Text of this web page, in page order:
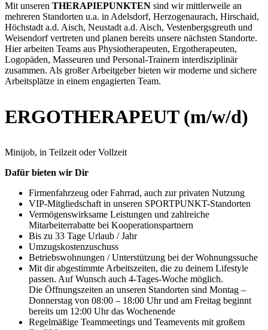
Mit unseren THERAPIEPUNKTEN sind wir mittlerweile an
mehreren Standorten u.a. in Adelsdorf, Herzogenaurach, Hirschaid,
Höchstadt a.d. Aisch, Neustadt a.d. Aisch, Vestenbergsgreuth und
Weisendorf vertreten und planen bereits unsere nächsten Standorte.
Hier arbeiten Teams aus Physiotherapeuten, Ergotherapeuten,
Logopäden, Masseuren und Personal-Trainern interdisziplinär
zusammen. Als großer Arbeitgeber bieten wir moderne und sichere
Arbeitsplätze in einem engagierten Team.
ERGOTHERAPEUT (m/w/d)
Minijob, in Teilzeit oder Vollzeit
Dafür bieten wir Dir
Firmenfahrzeug oder Fahrrad, auch zur privaten Nutzung
VIP-Mitgliedschaft in unseren SPORTPUNKT-Standorten
Vermögenswirksame Leistungen und zahlreiche
Mitarbeiterrabatte bei Kooperationspartnern
Bis zu 33 Tage Urlaub / Jahr
Umzugskostenzuschuss
Betriebswohnungen / Unterstützung bei der Wohnungssuche
Mit dir abgestimmte Arbeitszeiten, die zu deinem Lifestyle
passen. Auf Wunsch auch 4-Tages-Woche möglich.
Die Öffnungszeiten an unseren Standorten sind Montag –
Donnerstag von 08:00 – 18:00 Uhr und am Freitag beginnt
bereits um 12:00 Uhr das Wochenende
Regelmäßige Teammeetings und Teamevents mit großem